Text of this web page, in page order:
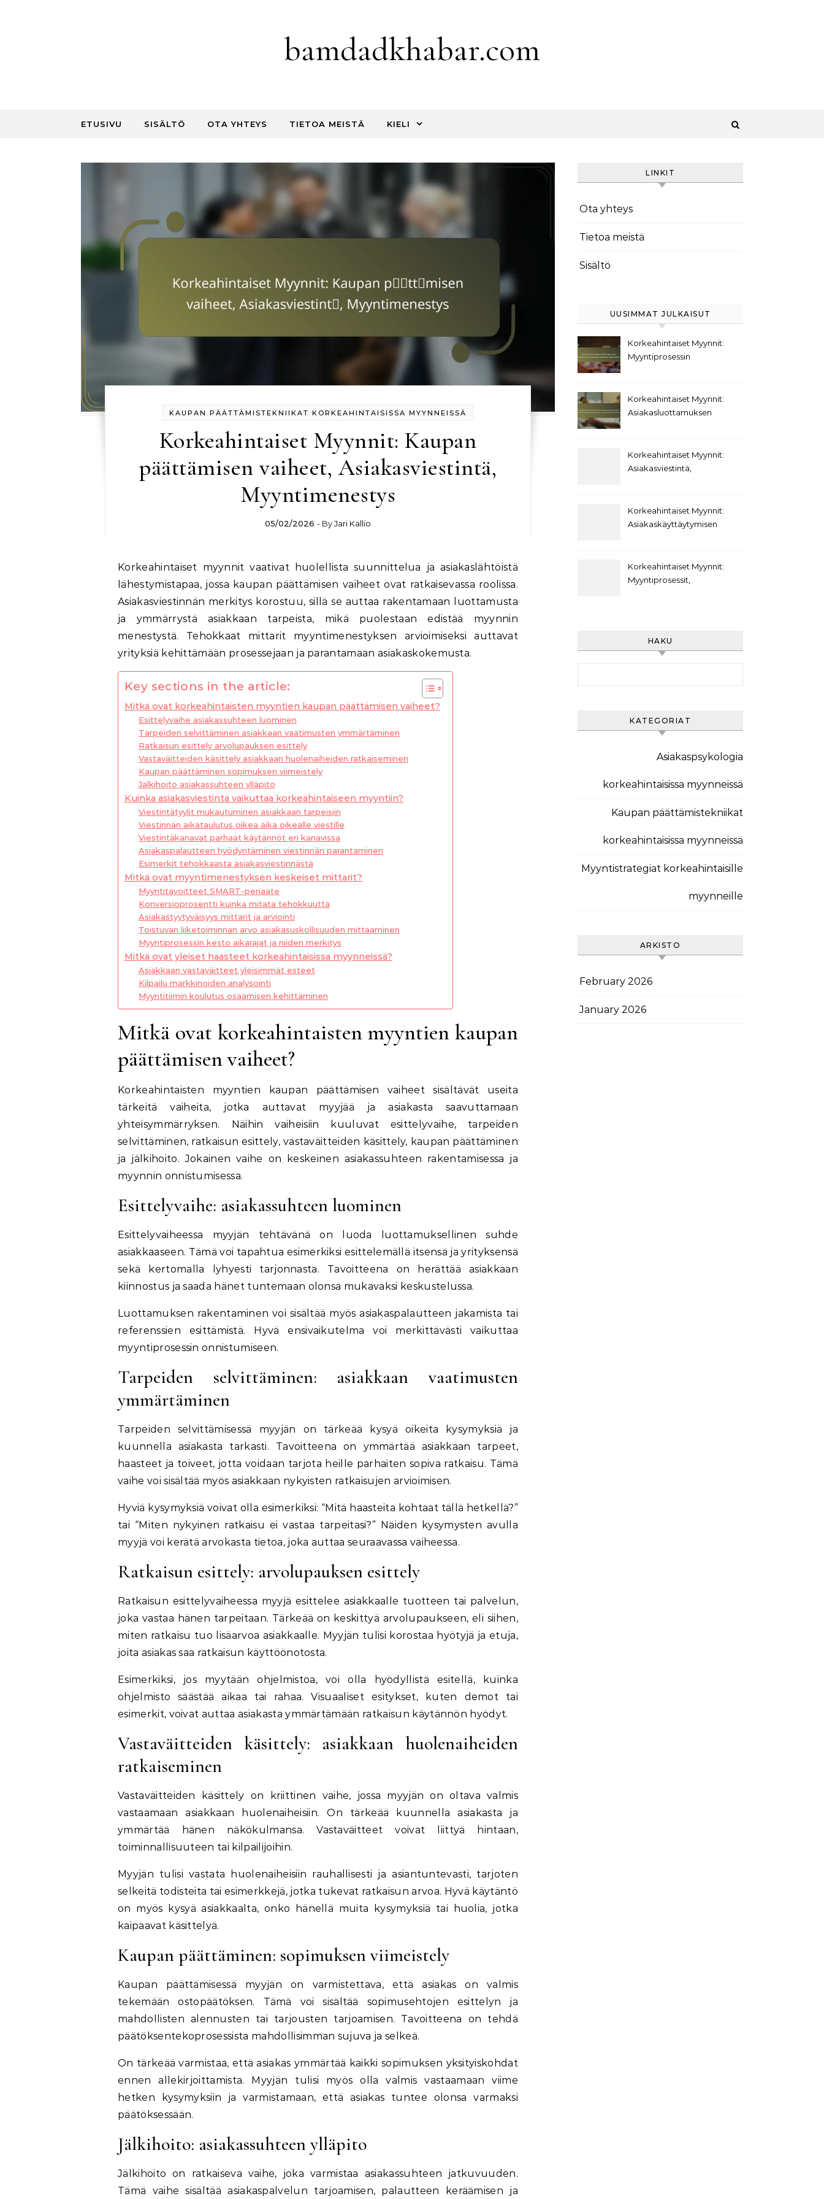
bamdadkhabar.com
ETUSIVU SISÄLTÖ OTA YHTEYS TIETOA MEISTÄ KIELI
KAUPAN PÄÄTTÄMISTEKNIIKAT KORKEAHINTAISISSA MYYNNEISSÄ
Korkeahintaiset Myynnit: Kaupan
päättämisen vaiheet, Asiakasviestintä,
Myyntimenestys
05/02/2026 - ByJari Kallio
Korkeahintaiset myynnit vaativat huolellista suunnittelua ja asiakaslähtöistä
lähestymistapaa, jossa kaupan päättämisen vaiheet ovat ratkaisevassa roolissa.
Asiakasviestinnän merkitys korostuu, sillä se auttaa rakentamaan luottamusta
ja ymmärrystä asiakkaan tarpeista, mikä puolestaan edistää myynnin
menestystä. Tehokkaat mittarit myyntimenestyksen arvioimiseksi auttavat
yrityksiä kehittämään prosessejaan ja parantamaan asiakaskokemusta.
Key sections in the article:
Mitkä ovat korkeahintaisten myyntien kaupan päättämisen vaiheet?
Esittelyvaihe asiakassuhteen luominen
Tarpeiden selvittäminen asiakkaan vaatimusten ymmärtäminen
Ratkaisun esittely arvolupauksen esittely
Vastaväitteiden käsittely asiakkaan huolenaiheiden ratkaiseminen
Kaupan päättäminen sopimuksen viimeistely
Jälkihoito asiakassuhteen ylläpito
Kuinka asiakasviestintä vaikuttaa korkeahintaiseen myyntiin?
Viestintätyylit mukautuminen asiakkaan tarpeisiin
Viestinnän aikataulutus oikea aika oikealle viestille
Viestintäkanavat parhaat käytännöt eri kanavissa
Asiakaspalautteen hyödyntäminen viestinnän parantaminen
Esimerkit tehokkaasta asiakasviestinnästä
Mitkä ovat myyntimenestyksen keskeiset mittarit?
Myyntitavoitteet SMART-periaate
Konversioprosentti kuinka mitata tehokkuutta
Asiakastyytyväisyys mittarit ja arviointi
Toistuvan liiketoiminnan arvo asiakasuskollisuuden mittaaminen
Myyntiprosessin kesto aikarajat ja niiden merkitys
Mitkä ovat yleiset haasteet korkeahintaisissa myynneissä?
Asiakkaan vastaväitteet yleisimmät esteet
Kilpailu markkinoiden analysointi
Myyntitiimin koulutus osaamisen kehittäminen
Mitkä ovat korkeahintaisten myyntien kaupan
päättämisen vaiheet?
Korkeahintaisten myyntien kaupan päättämisen vaiheet sisältävät useita
tärkeitä vaiheita, jotka auttavat myyjää ja asiakasta saavuttamaan
yhteisymmärryksen. Näihin vaiheisiin kuuluvat esittelyvaihe, tarpeiden
selvittäminen, ratkaisun esittely, vastaväitteiden käsittely, kaupan päättäminen
ja jälkihoito. Jokainen vaihe on keskeinen asiakassuhteen rakentamisessa ja
myynnin onnistumisessa.
Esittelyvaihe: asiakassuhteen luominen
Esittelyvaiheessa myyjän tehtävänä on luoda luottamuksellinen suhde
asiakkaaseen. Tämä voi tapahtua esimerkiksi esittelemällä itsensä ja yrityksensä
sekä kertomalla lyhyesti tarjonnasta. Tavoitteena on herättää asiakkaan
kiinnostus ja saada hänet tuntemaan olonsa mukavaksi keskustelussa.
Luottamuksen rakentaminen voi sisältää myös asiakaspalautteen jakamista tai
referenssien esittämistä. Hyvä ensivaikutelma voi merkittävästi vaikuttaa
myyntiprosessin onnistumiseen.
Tarpeiden selvittäminen: asiakkaan vaatimusten
ymmärtäminen
Tarpeiden selvittämisessä myyjän on tärkeää kysyä oikeita kysymyksiä ja
kuunnella asiakasta tarkasti. Tavoitteena on ymmärtää asiakkaan tarpeet,
haasteet ja toiveet, jotta voidaan tarjota heille parhaiten sopiva ratkaisu. Tämä
vaihe voi sisältää myös asiakkaan nykyisten ratkaisujen arvioimisen.
Hyviä kysymyksiä voivat olla esimerkiksi: “Mitä haasteita kohtaat tällä hetkellä?”
tai “Miten nykyinen ratkaisu ei vastaa tarpeitasi?” Näiden kysymysten avulla
myyjä voi kerätä arvokasta tietoa, joka auttaa seuraavassa vaiheessa.
Ratkaisun esittely: arvolupauksen esittely
Ratkaisun esittelyvaiheessa myyjä esittelee asiakkaalle tuotteen tai palvelun,
joka vastaa hänen tarpeitaan. Tärkeää on keskittyä arvolupaukseen, eli siihen,
miten ratkaisu tuo lisäarvoa asiakkaalle. Myyjän tulisi korostaa hyötyjä ja etuja,
joita asiakas saa ratkaisun käyttöönotosta.
Esimerkiksi, jos myytään ohjelmistoa, voi olla hyödyllistä esitellä, kuinka
ohjelmisto säästää aikaa tai rahaa. Visuaaliset esitykset, kuten demot tai
esimerkit, voivat auttaa asiakasta ymmärtämään ratkaisun käytännön hyödyt.
Vastaväitteiden käsittely: asiakkaan huolenaiheiden
ratkaiseminen
Vastaväitteiden käsittely on kriittinen vaihe, jossa myyjän on oltava valmis
vastaamaan asiakkaan huolenaiheisiin. On tärkeää kuunnella asiakasta ja
ymmärtää hänen näkökulmansa. Vastaväitteet voivat liittyä hintaan,
toiminnallisuuteen tai kilpailijoihin.
Myyjän tulisi vastata huolenaiheisiin rauhallisesti ja asiantuntevasti, tarjoten
selkeitä todisteita tai esimerkkejä, jotka tukevat ratkaisun arvoa. Hyvä käytäntö
on myös kysyä asiakkaalta, onko hänellä muita kysymyksiä tai huolia, jotka
kaipaavat käsittelyä.
Kaupan päättäminen: sopimuksen viimeistely
Kaupan päättämisessä myyjän on varmistettava, että asiakas on valmis
tekemään ostopäätöksen. Tämä voi sisältää sopimusehtojen esittelyn ja
mahdollisten alennusten tai tarjousten tarjoamisen. Tavoitteena on tehdä
päätöksentekoprosessista mahdollisimman sujuva ja selkeä.
On tärkeää varmistaa, että asiakas ymmärtää kaikki sopimuksen yksityiskohdat
ennen allekirjoittamista. Myyjän tulisi myös olla valmis vastaamaan viime
hetken kysymyksiin ja varmistamaan, että asiakas tuntee olonsa varmaksi
päätöksessään.
Jälkihoito: asiakassuhteen ylläpito
Jälkihoito on ratkaiseva vaihe, joka varmistaa asiakassuhteen jatkuvuuden.
Tämä vaihe sisältää asiakaspalvelun tarjoamisen, palautteen keräämisen ja
LINKIT
Ota yhteys
Tietoa meistä
Sisältö
UUSIMMAT JULKAISUT
Korkeahintaiset Myynnit:
Myyntiprosessin
Myyntivälineet
Korkeahintaiset Myynnit:
Asiakasluottamuksen
parantaminen,
Asiakasprofiilien
Korkeahintaiset Myynnit:
Asiakasviestintä,
Korkeahintaiset Myynnit:
Asiakaskäyttäytymisen
Asiakasarvo
Korkeahintaiset Myynnit:
Myyntiprosessit,
HAKU
KATEGORIAT
Asiakaspsykologia
korkeahintaisissa myynneissä
Kaupan päättämistekniikat
korkeahintaisissa myynneissä
Myyntistrategiat korkeahintaisille
myynneille
ARKISTO
February 2026
January 2026